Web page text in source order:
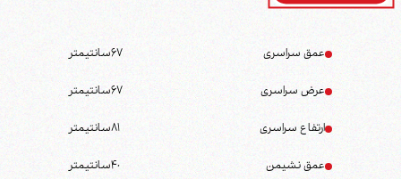
عمق سراسری 67سانتیمتر
عرض سراسری 67سانتیمتر
ارتفاع سراسری 81سانتیمتر
عمق نشیمن 40سانتیمتر